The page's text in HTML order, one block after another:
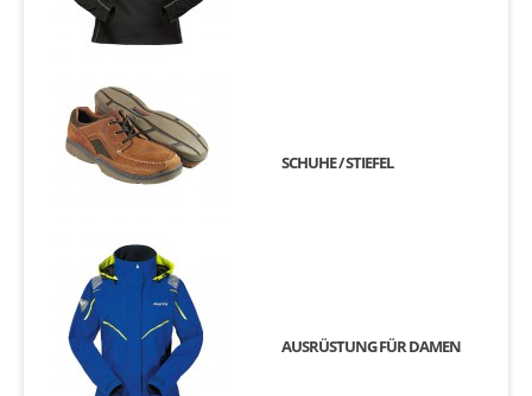
SCHUHE / STIEFEL
AUSRÜSTUNG FÜR DAMEN